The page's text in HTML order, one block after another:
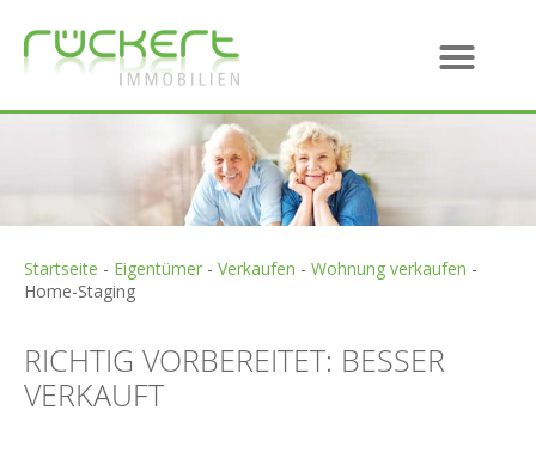
Startseite - Eigentümer - Verkaufen - Wohnung verkaufen -
Home-Staging
RICHTIG VORBEREITET: BESSER
VERKAUFT